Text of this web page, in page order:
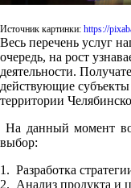
Источник картинки: https://
Весь перечень услуг
очередь, на рост
деятельности.
действующие
территории
На данный момент
выбор:
1. Разработка
2. Анализ продукта и